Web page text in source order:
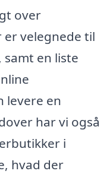
over
er velegnede til
en liste
levere en
har vi også
i
hvad der